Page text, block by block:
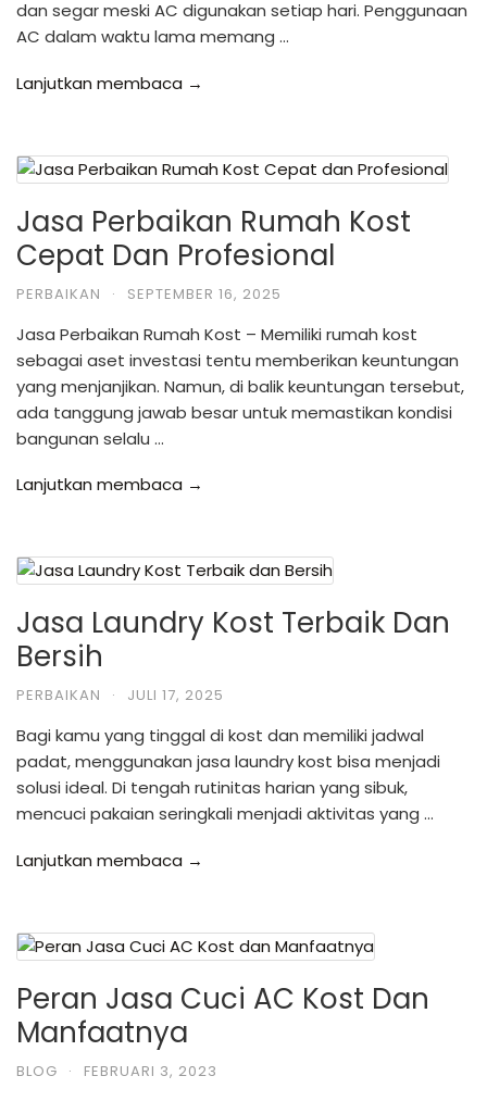
dan segar meski AC digunakan setiap hari. Penggunaan
AC dalam waktu lama memang …
Lanjutkan membaca →
Jasa Perbaikan Rumah Kost
Cepat Dan Profesional
PERBAIKAN · SEPTEMBER 16, 2025
Jasa Perbaikan Rumah Kost – Memiliki rumah kost
sebagai aset investasi tentu memberikan keuntungan
yang menjanjikan. Namun, di balik keuntungan tersebut,
ada tanggung jawab besar untuk memastikan kondisi
bangunan selalu …
Lanjutkan membaca →
Jasa Laundry Kost Terbaik Dan
Bersih
PERBAIKAN · JULI 17, 2025
Bagi kamu yang tinggal di kost dan memiliki jadwal
padat, menggunakan jasa laundry kost bisa menjadi
solusi ideal. Di tengah rutinitas harian yang sibuk,
mencuci pakaian seringkali menjadi aktivitas yang …
Lanjutkan membaca →
Peran Jasa Cuci AC Kost Dan
Manfaatnya
BLOG · FEBRUARI 3, 2023